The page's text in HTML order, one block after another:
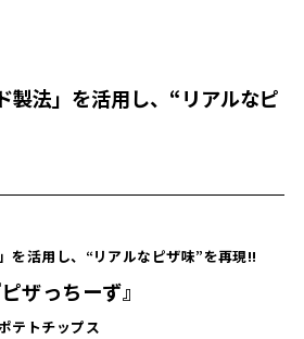
製法」を活用し、“リアルなピ
を活用し、“リアルなピザ味”を再現‼
ザっちーず』
テトチップス